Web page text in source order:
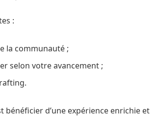
:
la communauté ;
selon votre avancement ;
bénéficier d’une expérience enrichie et